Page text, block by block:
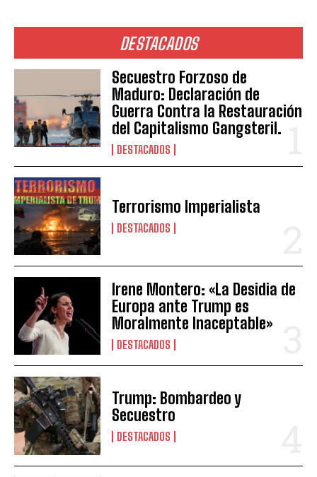
DESTACADOS
Secuestro Forzoso de
Maduro: Declaración de
Guerra Contra la Restauración
del Capitalismo Gangsteril.
DESTACADOS
Terrorismo Imperialista
DESTACADOS
Irene Montero: «La Desidia de
Europa ante Trump es
Moralmente Inaceptable»
DESTACADOS
Trump: Bombardeo y
Secuestro
DESTACADOS